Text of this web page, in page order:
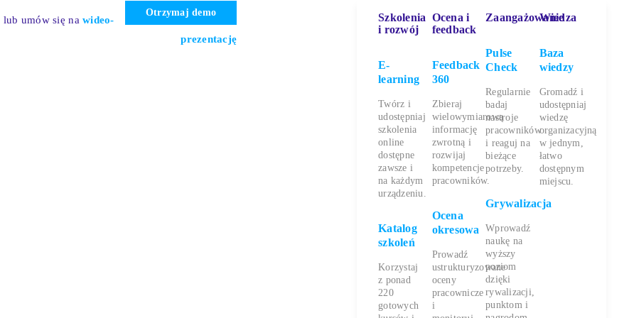
Otrzymaj demo
lub umów się nawideo-
prezentację
Szkolenia
i rozwój
E-
learning
Twórz i
udostępniaj
szkolenia
online
dostępne
zawsze i
na każdym
urządzeniu.
Katalog
szkoleń
Korzystaj
z ponad
220
gotowych
Ocena i
feedback
Feedback
360
Zbieraj
wielowymiarową
informację
zwrotną i
rozwijaj
kompetencje
pracowników.
Ocena
okresowa
Prowadź
ustrukturyzowane
oceny
pracownicze
i
Zaangażowanie
Pulse
Check
Regularnie
badaj
nastroje
pracowników
i reaguj na
bieżące
potrzeby.
Grywalizacja
Wprowadź
naukę na
wyższy
poziom
dzięki
rywalizacji,
punktom i
Wiedza
Baza
wiedzy
Gromadź i
udostępniaj
wiedzę
organizacyjną
w jednym,
łatwo
dostępnym
miejscu.